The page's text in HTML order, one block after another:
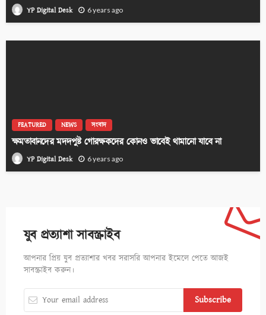
YP Digital Desk 6 years ago
FEATURED NEWS সংবাদ
ক্ষমতাবানদের মদদপুষ্ট গোরক্ষকদের কোনও ভাবেই থামানো যাবে না
YP Digital Desk 6 years ago
যুব প্রত্যাশা সাবস্ক্রাইব
আপনার প্রিয় যুব প্রত্যাশার খবর সরাসরি আপনার ইমেলে পেতে আজই
সাবস্ক্রাইব করুন।